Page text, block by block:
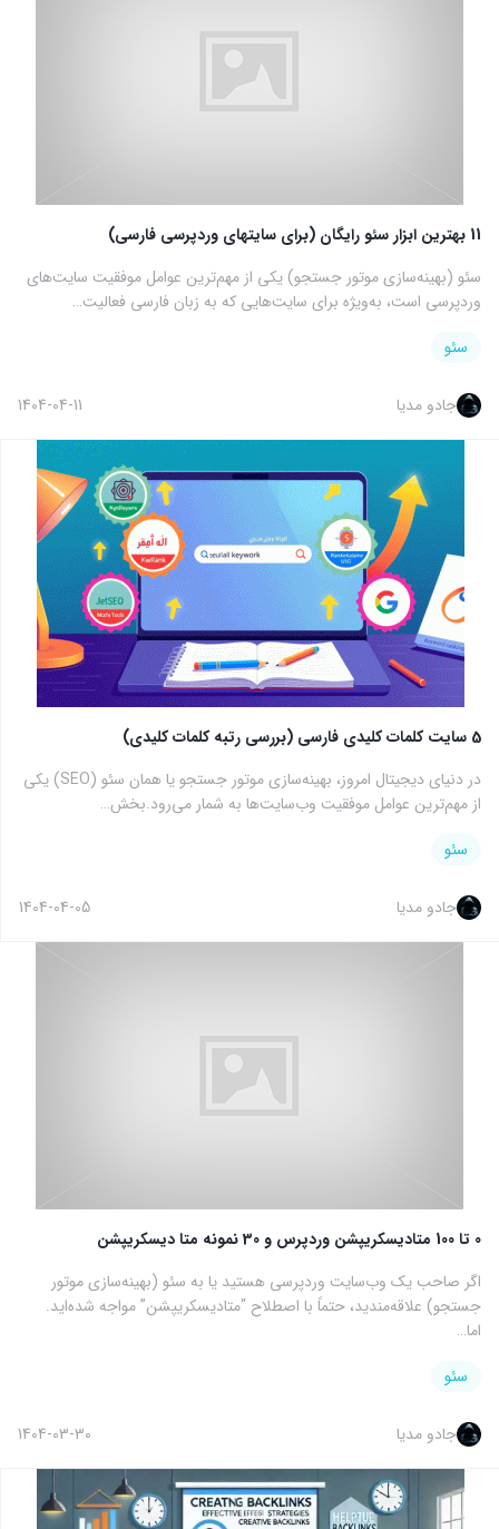
11 بهترین ابزار سئو رایگان (برای سایتهای وردپرسی فارسی)
سئو (بهینه‌سازی موتور جستجو) یکی از مهم‌ترین عوامل موفقیت سایت‌های
وردپرسی است، به‌ویژه برای سایت‌هایی که به زبان فارسی فعالیت…
سئو
جادو مدیا 1404-04-11
5 سایت کلمات کلیدی فارسی (بررسی رتبه کلمات کلیدی)
در دنیای دیجیتال امروز، بهینه‌سازی موتور جستجو یا همان سئو (SEO) یکی
از مهم‌ترین عوامل موفقیت وب‌سایت‌ها به شمار می‌رود.بخش…
سئو
جادو مدیا 1404-04-05
0 تا 100 متادیسکریپشن وردپرس و 30 نمونه متا دیسکریپشن
اگر صاحب یک وب‌سایت وردپرسی هستید یا به سئو (بهینه‌سازی موتور
جستجو) علاقه‌مندید، حتماً با اصطلاح “متادیسکریپشن” مواجه شده‌اید.
اما…
سئو
جادو مدیا 1404-03-30